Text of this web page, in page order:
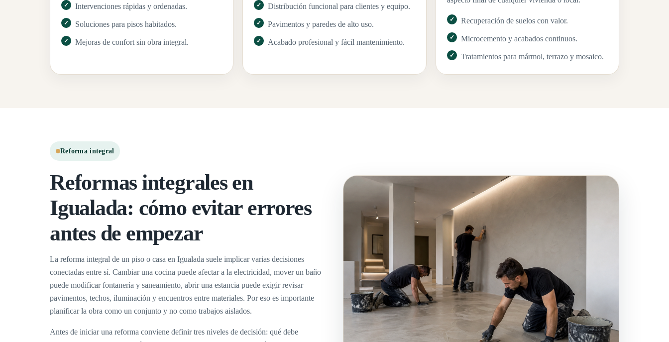
Intervenciones rápidas y ordenadas.
Soluciones para pisos habitados.
Mejoras de confort sin obra integral.
Distribución funcional para clientes y equipo.
Pavimentos y paredes de alto uso.
Acabado profesional y fácil mantenimiento.
Recuperación de suelos con valor.
Microcemento y acabados continuos.
Tratamientos para mármol, terrazo y mosaico.
Reforma integral
Reformas integrales en
Igualada: cómo evitar errores
antes de empezar
La reforma integral de un piso o casa en Igualada suele implicar varias decisiones
conectadas entre sí. Cambiar una cocina puede afectar a la electricidad, mover un baño
puede modificar fontanería y saneamiento, abrir una estancia puede exigir revisar
pavimentos, techos, iluminación y encuentros entre materiales. Por eso es importante
planificar la obra como un conjunto y no como trabajos aislados.
Antes de iniciar una reforma conviene definir tres niveles de decisión: qué debe